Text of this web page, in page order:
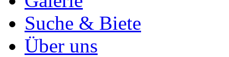
Suche & Biete
Über uns